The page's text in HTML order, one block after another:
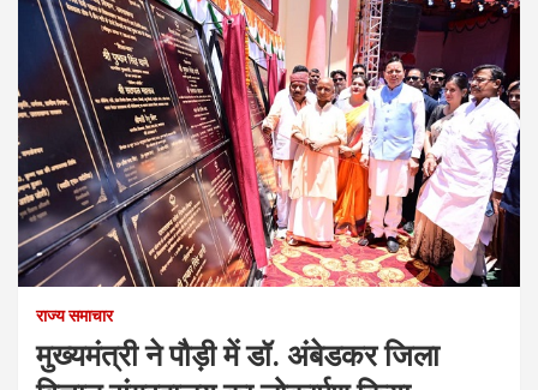
राज्य समाचार
मुख्यमंत्री ने पौड़ी में डॉ. अंबेडकर जिला